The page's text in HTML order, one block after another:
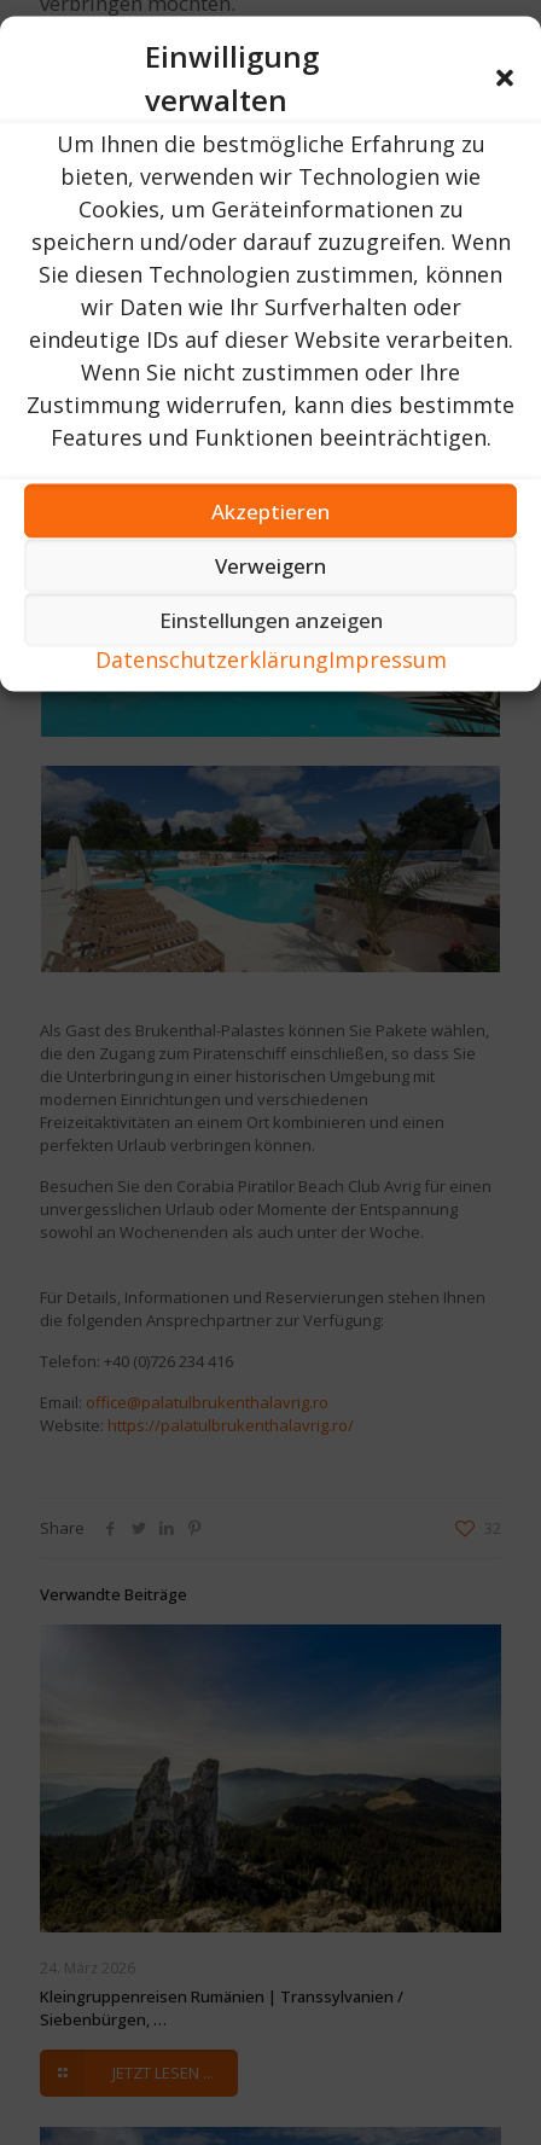
Einwilligung
verwalten
Um Ihnen die bestmögliche Erfahrung zu
bieten, verwenden wir Technologien wie
Cookies, um Geräteinformationen zu
speichern und/oder darauf zuzugreifen. Wenn
Sie diesen Technologien zustimmen, können
wir Daten wie Ihr Surfverhalten oder
eindeutige IDs auf dieser Website verarbeiten.
Wenn Sie nicht zustimmen oder Ihre
Zustimmung widerrufen, kann dies bestimmte
Features und Funktionen beeinträchtigen.
Akzeptieren
Verweigern
Einstellungen anzeigen
DatenschutzerklärungImpressum
Als Gast des Brukenthal-Palastes können Sie Pakete wählen,
die den Zugang zum Piratenschiff einschließen, so dass Sie
die Unterbringung in einer historischen Umgebung mit
modernen Einrichtungen und verschiedenen
Freizeitaktivitäten an einem Ort kombinieren und einen
perfekten Urlaub verbringen können.
Besuchen Sie den Corabia Piratilor Beach Club Avrig für einen
unvergesslichen Urlaub oder Momente der Entspannung
sowohl an Wochenenden als auch unter der Woche.
Für Details, Informationen und Reservierungen stehen Ihnen
die folgenden Ansprechpartner zur Verfügung:
Telefon: +40 (0)726 234 416
Email: office@palatulbrukenthalavrig.ro
Website: https://palatulbrukenthalavrig.ro/
Share 32
Verwandte Beiträge
24. März 2026
Kleingruppenreisen Rumänien | Transsylvanien /
Siebenbürgen, …
JETZT LESEN ...